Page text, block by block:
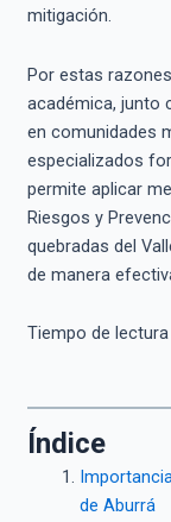
mitigación.
Por estas
académica, junto
en comunidades
especializados
permite aplicar
Riesgos y
quebradas del
de manera
Tiempo de
Índice
de Aburrá